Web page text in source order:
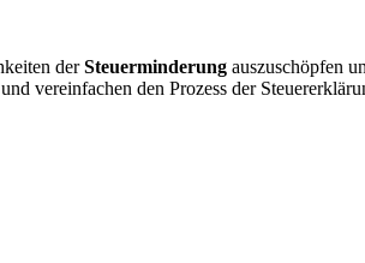
derSteuerminderung auszuschöpfen
vereinfachen den Prozess der